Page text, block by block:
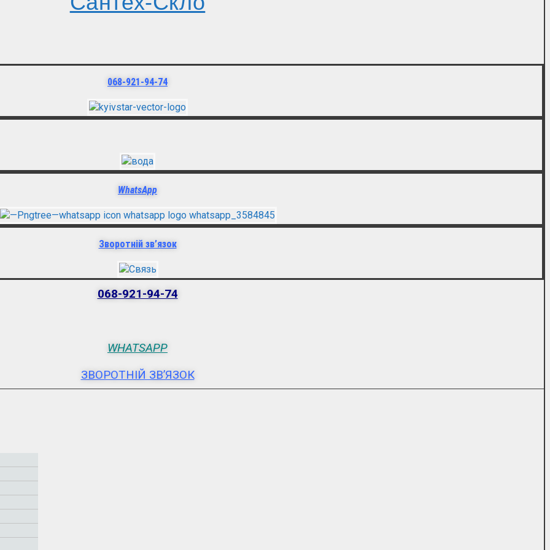
068-921-94-74
WhatsApp
Зворотній зв’язок
068-921-94-74
WHATSAPP
ЗВОРОТНІЙ ЗВ’ЯЗОК